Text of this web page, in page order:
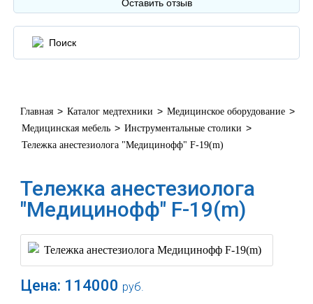
Оставить отзыв
Главная > Каталог медтехники > Медицинское оборудование >
Медицинская мебель > Инструментальные столики >
Тележка анестезиолога "Медицинофф" F-19(m)
Тележка анестезиолога
"Медицинофф" F-19(m)
Цена: 114000 руб.